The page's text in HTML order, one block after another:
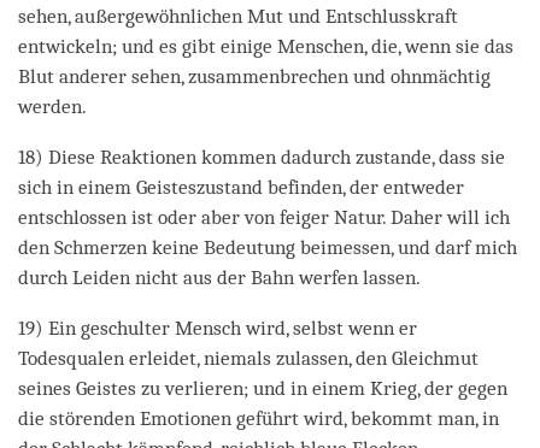
sehen, außergewöhnlichen Mut und Entschlusskraft
entwickeln; und es gibt einige Menschen, die, wenn sie das
Blut anderer sehen, zusammenbrechen und ohnmächtig
werden.
18) Diese Reaktionen kommen dadurch zustande, dass sie
sich in einem Geisteszustand befinden, der entweder
entschlossen ist oder aber von feiger Natur. Daher will ich
den Schmerzen keine Bedeutung beimessen, und darf mich
durch Leiden nicht aus der Bahn werfen lassen.
19) Ein geschulter Mensch wird, selbst wenn er
Todesqualen erleidet, niemals zulassen, den Gleichmut
seines Geistes zu verlieren; und in einem Krieg, der gegen
die störenden Emotionen geführt wird, bekommt man, in